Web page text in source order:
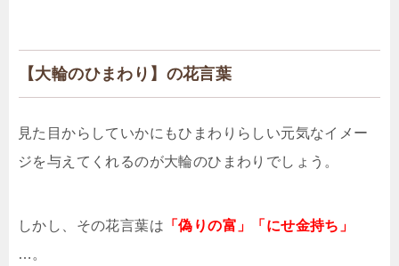
【大輪のひまわり】の花言葉
見た目からしていかにもひまわりらしい元気なイメー
ジを与えてくれるのが大輪のひまわりでしょう。
しかし、その花言葉は 「偽りの富」「にせ金持ち」
…。